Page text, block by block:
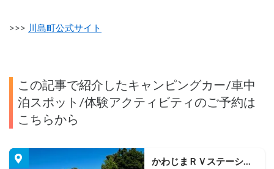
>>> 川島町公式サイト
この記事で紹介したキャンピングカー/車中
泊スポット/体験アクティビティのご予約は
こちらから
かわじまＲＶステーショ